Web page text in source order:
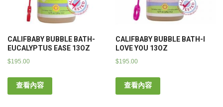
CALIFBABY BUBBLE BATH-
EUCALYPTUS EASE 13OZ
$195.00
查看內容
CALIFBABY BUBBLE BATH-I
LOVE YOU 13OZ
$195.00
查看內容